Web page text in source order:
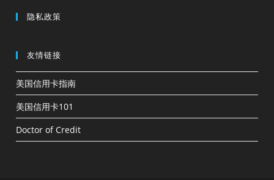
隐私政策
友情链接
美国信用卡指南
美国信用卡101
Doctor of Credit